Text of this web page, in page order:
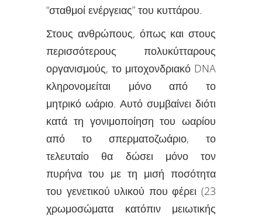
“σταθμοί ενέργειας” του κυττάρου.
Στους ανθρώπους, όπως και στους
περισσότερους πολυκύτταρους
οργανισμούς, το μιτοχονδριακό DNA
κληρονομείται μόνο από το
μητρικό ωάριο. Αυτό συμβαίνει διότι
κατά τη γονιμοποίηση του ωαρίου
από το σπερματοζωάριο, το
τελευταίο θα δώσει μόνο τον
πυρήνα του με τη μισή ποσότητα
του γενετικού υλικού που φέρει (23
χρωμοσώματα κατόπιν μειωτικής